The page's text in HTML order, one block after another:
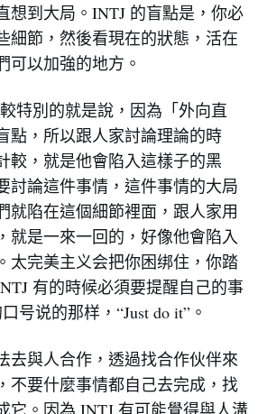
想到大局。INTJ 的盲點是，你必
細節，然後看現在的狀態，活在
可以加強的地方。
特別的就是說，因為「外向直
點，所以跟人家討論理論的時
較，就是他會陷入這樣子的黑
討論這件事情，這件事情的大局
就陷在這個細節裡面，跟人家用
就是一來一回的，好像他會陷入
太完美主义会把你困绑住，你踏
有的時候必須要提醒自己的事
号说的那样，“Just do it”。
去與人合作，透過找合作伙伴來
不要什麼事情都自己去完成，找
它。因為 INTJ 有可能覺得與人溝